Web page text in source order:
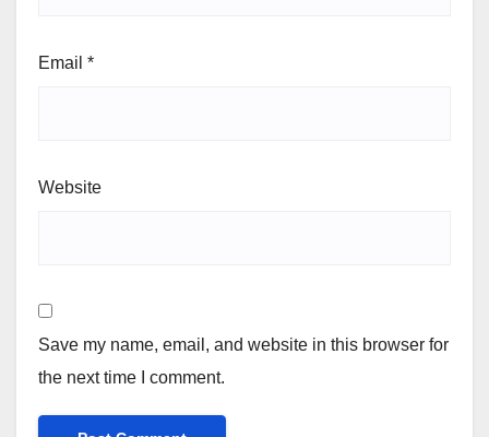
Email *
Website
Save my name, email, and website in this browser for
the next time I comment.